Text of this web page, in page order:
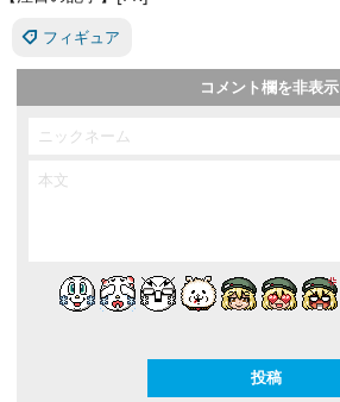
フィギュア
コメント欄を非表示